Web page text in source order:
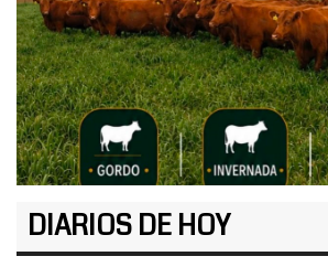
DIARIOS DE HOY